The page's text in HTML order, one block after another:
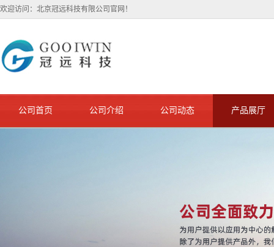
欢迎访问：北京冠远科技有限公司官网！
公司首页 公司介绍 公司动态 产品展厅